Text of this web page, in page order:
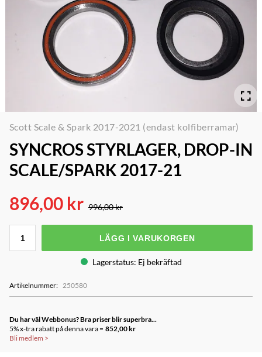
Scott Scale & Spark 2017-2021 (endast kolfiberramar)
SYNCROS STYRLAGER, DROP-IN
SCALE/SPARK 2017-21
896,00 kr 996,00 kr
LÄGG I VARUKORGEN
Lagerstatus: Ej bekräftad
Artikelnummer: 250580
Du har väl Webbonus? Bra priser blir superbra...
5% x-tra rabatt på denna vara = 852,00 kr
Bli medlem >